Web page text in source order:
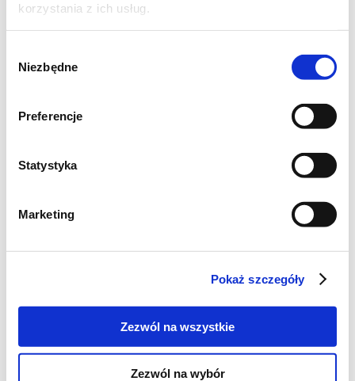
korzystania z ich usług.
zgody
Niezbędne
Preferencje
Statystyka
Marketing
Pokaż szczegóły
Zezwól na wszystkie
Zezwól na wybór
ulubiony....
1
2054